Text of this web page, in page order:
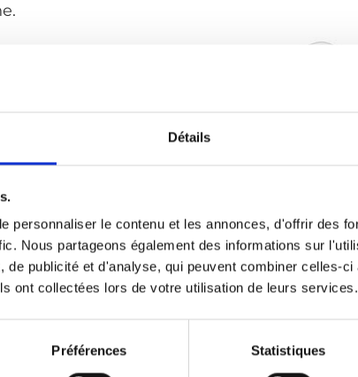
Détails
personnaliser le contenu et les annonces, d'offrir des
Nous partageons également des informations sur
de publicité et d'analyse, qui peuvent combiner celles-
ont collectées lors de votre utilisation de leurs services.
Préférences Statistiques